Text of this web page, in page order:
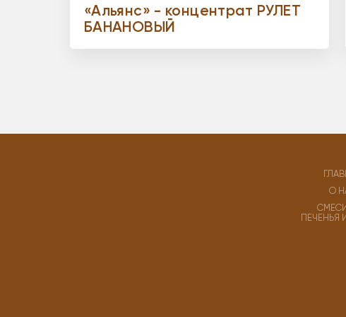
«Альянс» - концентрат РУЛЕТ
БАНАНОВЫЙ
О
ПЕЧЕНЬЯ